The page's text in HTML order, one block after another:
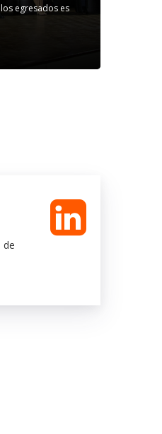
egresados es
de